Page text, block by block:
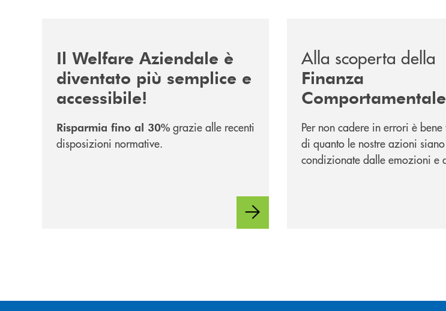
Il Welfare Aziendale è
diventato più semplice e
accessibile!
Risparmia fino al 30% grazie alle recenti
disposizioni normative.
Alla scoperta della
Finanza
Comportamentale
Per non cadere in errori è bene
di quanto le nostre azioni siano
condizionate dalle emozioni e